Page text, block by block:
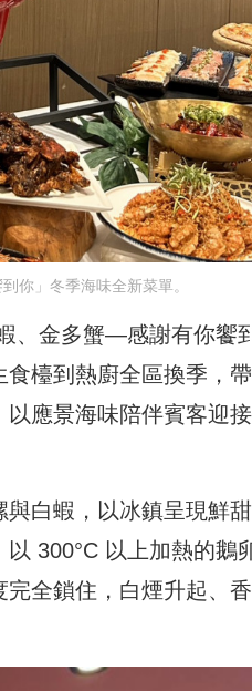
你」冬季海味全新菜單。
、金多蟹—感謝有你饗
檯到熱廚全區換季，
應景海味陪伴賓客迎
白蝦，以冰鎮呈現鮮
300°C 以上加熱的鵝
全鎖住，白煙升起、香